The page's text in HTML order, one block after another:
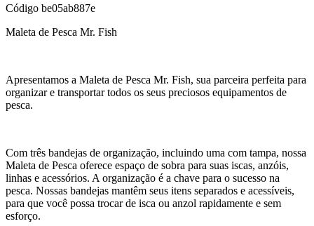
Código be05ab887e
Maleta de Pesca Mr. Fish
Apresentamos a Maleta de Pesca Mr. Fish, sua parceira perfeita para
organizar e transportar todos os seus preciosos equipamentos de
pesca.
Com três bandejas de organização, incluindo uma com tampa, nossa
Maleta de Pesca oferece espaço de sobra para suas iscas, anzóis,
linhas e acessórios. A organização é a chave para o sucesso na
pesca. Nossas bandejas mantêm seus itens separados e acessíveis,
para que você possa trocar de isca ou anzol rapidamente e sem
esforço.